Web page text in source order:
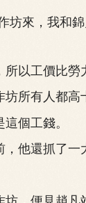
來，我和錦
以工價比勞
有人都高
個工錢。
還抓了一